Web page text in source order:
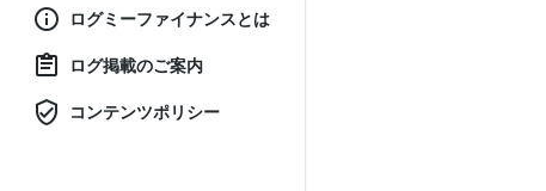
ログミーファイナンスとは
ログ掲載のご案内
コンテンツポリシー